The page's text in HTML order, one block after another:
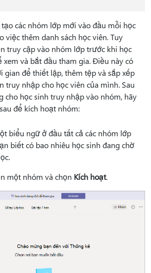
tạo các nhóm lớp mới vào đầu mỗi học
việc thêm danh sách học viên. Tuy
truy cập vào nhóm lớp trước khi học
xem và bắt đầu tham gia. Điều này có
gian để thiết lập, thêm tệp và sắp xếp
truy nhập cho học viên của mình. Sau
cho học sinh truy nhập vào nhóm, hãy
để kích hoạt nhóm:
biểu ngữ ở đầu tất cả các nhóm lớp
biết có bao nhiêu học sinh đang chờ
một nhóm và chọn Kích hoạt.